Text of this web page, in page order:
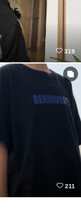
319
211